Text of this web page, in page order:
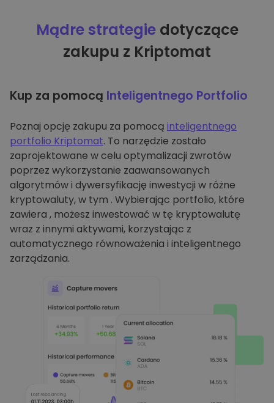
Mądre strategiedotyczące
zakupu z Kriptomat
Kup za pomocą Inteligentnego Portfolio
Poznaj opcję zakupu za pomocą inteligentnego
portfolio Kriptomat. To narzędzie zostało
zaprojektowane w celu optymalizacji zwrotów
poprzez wykorzystanie zaawansowanych
algorytmów i dywersyfikację inwestycji w różne
kryptowaluty, w tym . Wybierając portfolio, które
zawiera , możesz inwestować w tę kryptowalutę
wraz z innymi aktywami, korzystając z
automatycznego równoważenia i inteligentnego
zarządzania.